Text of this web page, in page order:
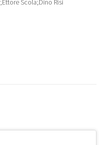
;Ettore Scola;Dino Risi